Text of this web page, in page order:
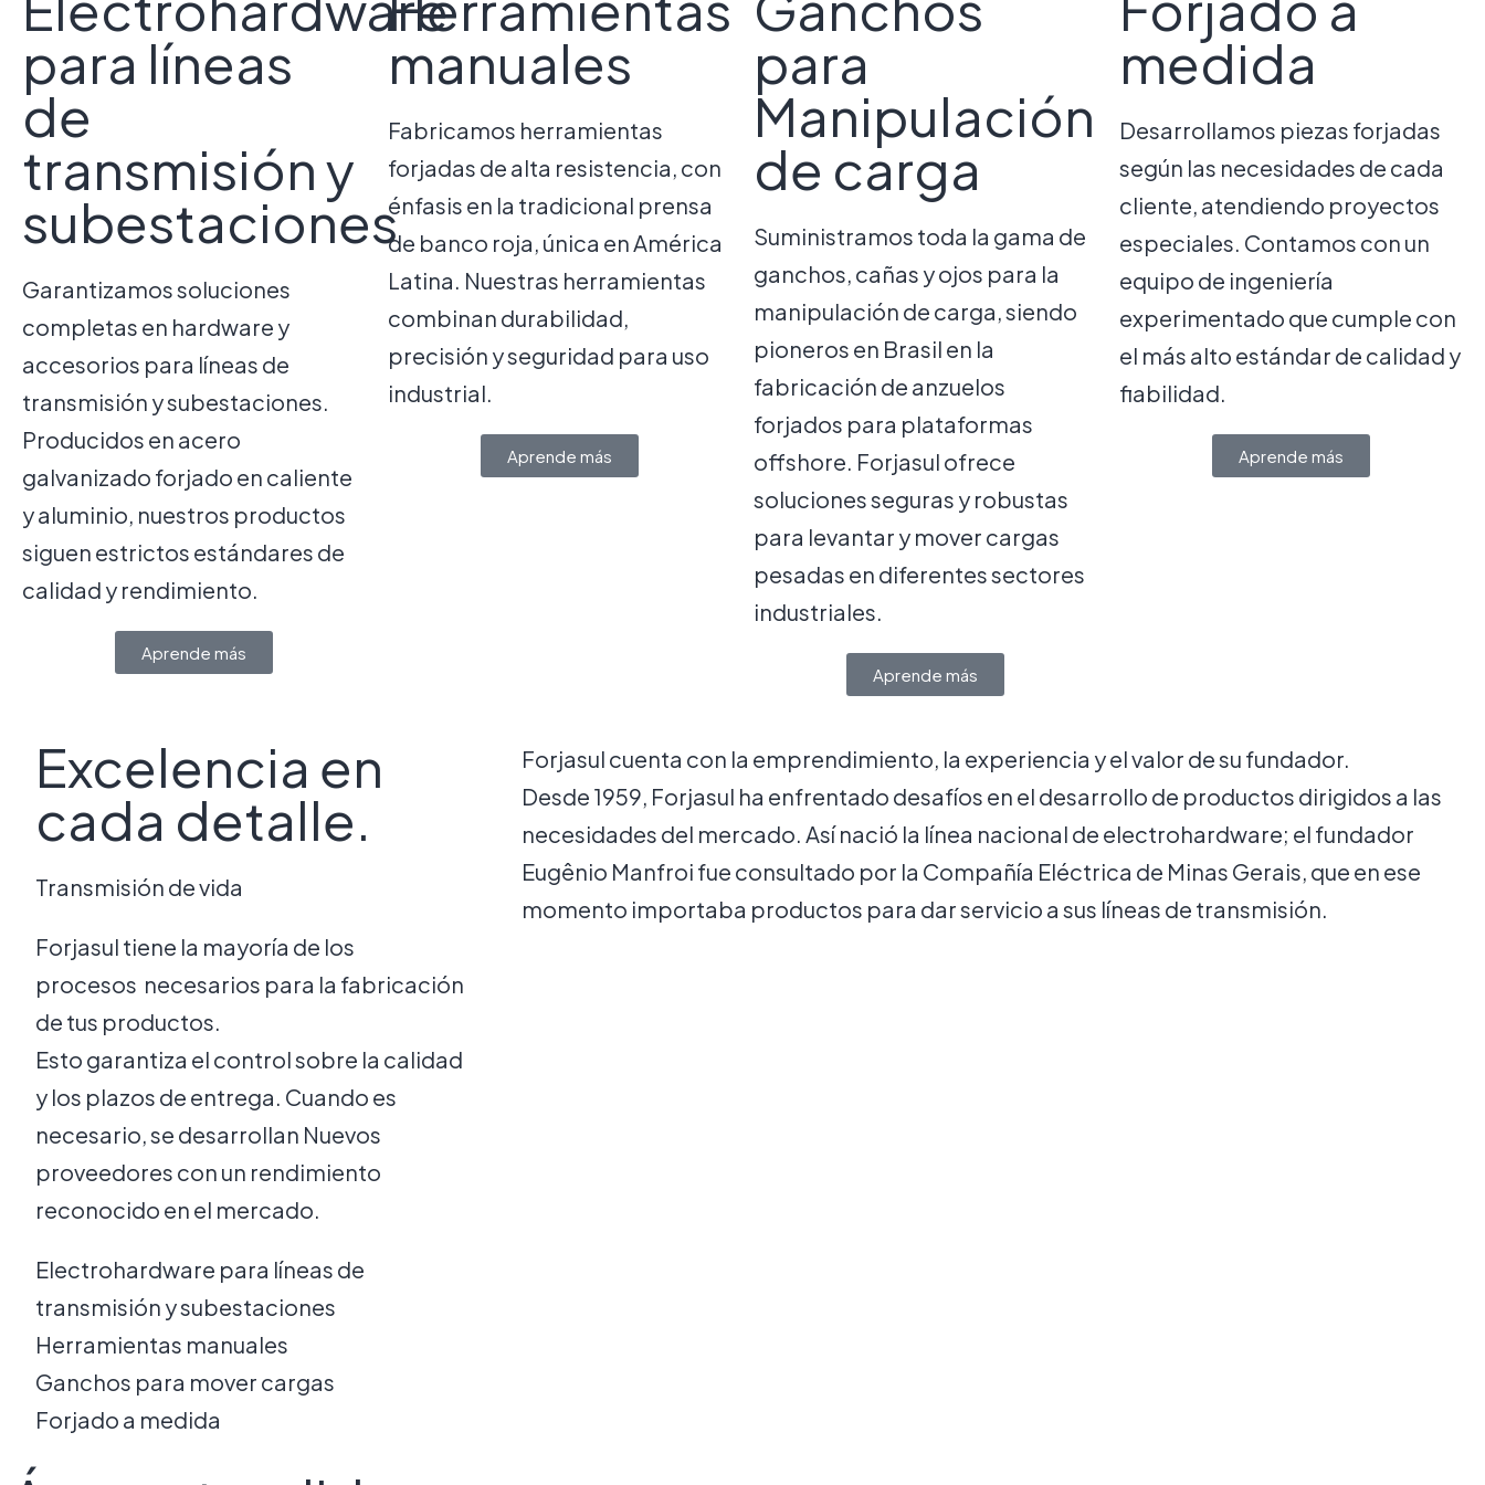
para líneas
de
transmisión y
subestaciones
Garantizamos soluciones
completas en hardware y
accesorios para líneas de
transmisión y subestaciones.
Producidos en acero
galvanizado forjado en caliente
y aluminio, nuestros productos
siguen estrictos estándares de
calidad y rendimiento.
Aprende más
manuales
Fabricamos herramientas
forjadas de alta resistencia, con
énfasis en la tradicional prensa
de banco roja, única en América
Latina. Nuestras herramientas
combinan durabilidad,
precisión y seguridad para uso
industrial.
Aprende más
para
Manipulación
de carga
Suministramos toda la gama de
ganchos, cañas y ojos para la
manipulación de carga, siendo
pioneros en Brasil en la
fabricación de anzuelos
forjados para plataformas
offshore. Forjasul ofrece
soluciones seguras y robustas
para levantar y mover cargas
pesadas en diferentes sectores
industriales.
Aprende más
medida
Desarrollamos piezas forjadas
según las necesidades de cada
cliente, atendiendo proyectos
especiales. Contamos con un
equipo de ingeniería
experimentado que cumple con
el más alto estándar de calidad y
fiabilidad.
Aprende más
Excelencia en
cada detalle.
Transmisión de vida
Forjasul tiene la mayoría de los
procesos necesarios para la fabricación
de tus productos.
Esto garantiza el control sobre la calidad
y los plazos de entrega. Cuando es
necesario, se desarrollan Nuevos
proveedores con un rendimiento
reconocido en el mercado.
Electrohardware para líneas de
transmisión y subestaciones
Herramientas manuales
Ganchos para mover cargas
Forjado a medida
Forjasul cuenta con la emprendimiento, la experiencia y el valor de su fundador.
Desde 1959, Forjasul ha enfrentado desafíos en el desarrollo de productos dirigidos a las
necesidades del mercado. Así nació la línea nacional de electrohardware; el fundador
Eugênio Manfroi fue consultado por la Compañía Eléctrica de Minas Gerais, que en ese
momento importaba productos para dar servicio a sus líneas de transmisión.